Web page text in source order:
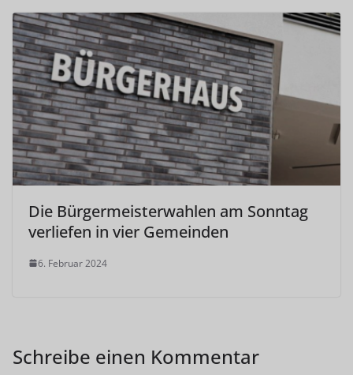
Die Bürgermeisterwahlen am Sonntag
verliefen in vier Gemeinden
6. Februar 2024
Schreibe einen Kommentar